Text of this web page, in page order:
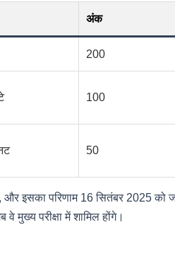
अंक
200
100
50
इसका परिणाम 16 सितंबर 2025 को
मुख्य परीक्षा में शामिल होंगे।